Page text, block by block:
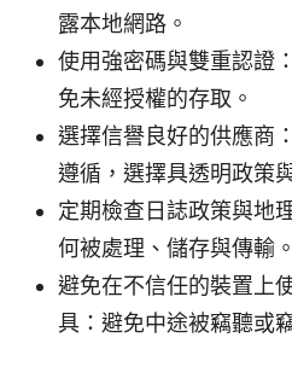
露本地網路。
使用強密碼與雙重認證
免未經授權的存取。
選擇信譽良好的供應商
遵循，選擇具透明政策
定期檢查日誌政策與地
何被處理、儲存與傳輸。
避免在不信任的裝置上
具：避免中途被竊聽或